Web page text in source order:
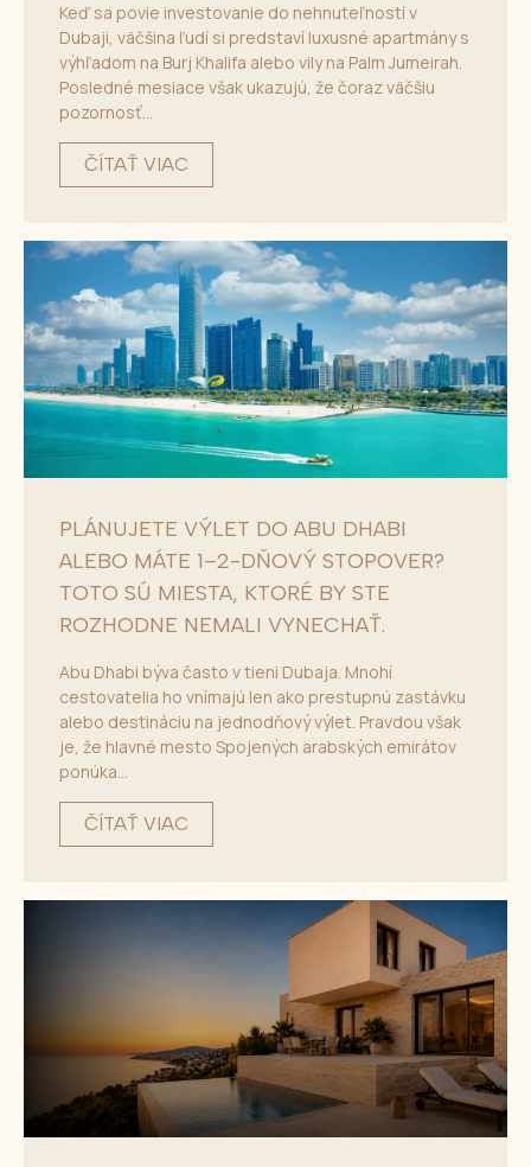
Keď sa povie investovanie do nehnuteľností v
Dubaji, väčšina ľudí si predstaví luxusné apartmány s
výhľadom na Burj Khalifa alebo vily na Palm Jumeirah.
Posledné mesiace však ukazujú, že čoraz väčšiu
pozornosť...
ČÍTAŤ VIAC
PLÁNUJETE VÝLET DO ABU DHABI
ALEBO MÁTE 1–2-DŇOVÝ STOPOVER?
TOTO SÚ MIESTA, KTORÉ BY STE
ROZHODNE NEMALI VYNECHAŤ.
Abu Dhabi býva často v tieni Dubaja. Mnohí
cestovatelia ho vnímajú len ako prestupnú zastávku
alebo destináciu na jednodňový výlet. Pravdou však
je, že hlavné mesto Spojených arabských emirátov
ponúka...
ČÍTAŤ VIAC